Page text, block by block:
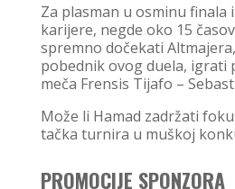
Za plasman u osminu finala
karijere, negde oko 15
spremno dočekati
pobednik ovog duela, igrati
meča Frensis Tijafo –
Može li Hamad zadržati
tačka turnira u muškoj
PROMOCIJE SPONZORA